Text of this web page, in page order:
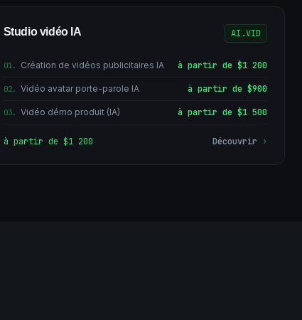
Studio vidéo IA AI.VID
01. Création de vidéos publicitaires IA à partir de $1 200
02. Vidéo avatar porte-parole IA à partir de $900
03. Vidéo démo produit (IA) à partir de $1 500
à partir de $1 200 Découvrir ›